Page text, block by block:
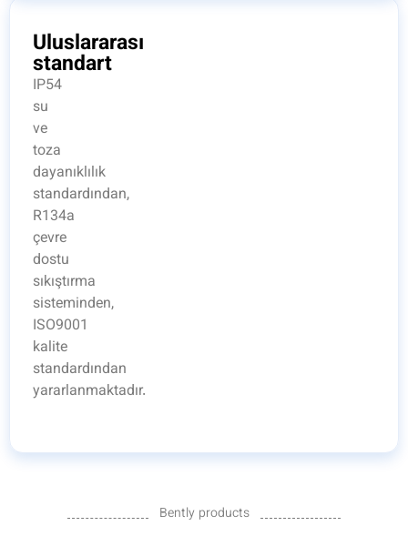
Uluslararası
standart
IP54
su
ve
toza
dayanıklılık
standardından,
R134a
çevre
dostu
sıkıştırma
sisteminden,
ISO9001
kalite
standardından
yararlanmaktadır.
Bently products